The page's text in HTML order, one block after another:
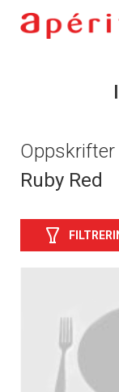
Ruby Red